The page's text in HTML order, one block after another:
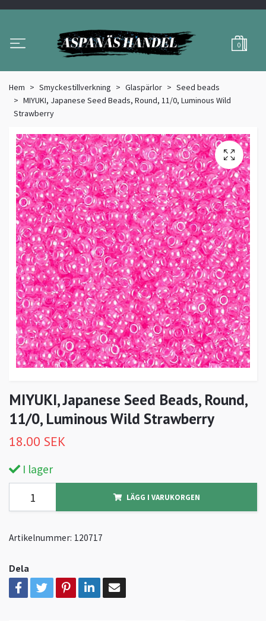
0
Hem Smyckestillverkning Glaspärlor
Seed beads
MIYUKI, Japanese Seed Beads, Round, 11/0, Luminous Wild
Strawberry
MIYUKI, Japanese Seed Beads, Round,
11/0, Luminous Wild Strawberry
18.00 SEK
I lager
LÄGG I VARUKORGEN
Artikelnummer: 120717
Dela